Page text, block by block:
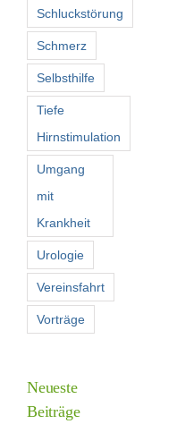
Schluckstörung
Schmerz
Selbsthilfe
Tiefe
Hirnstimulation
Umgang
mit
Krankheit
Urologie
Vereinsfahrt
Vorträge
Neueste
Beiträge